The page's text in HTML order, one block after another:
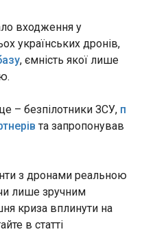
удари по
криваву
закликала не
Про це вона
Санду, одну з
і порушення
дали оцінку
входження у
українських дронів,
, ємність якої лише
– безпілотники ЗСУ, п
та запропонував
з дронами реальною
лише зручним
криза вплинути на
в статті